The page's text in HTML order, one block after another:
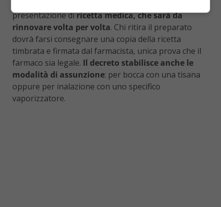
presentazione diricetta medica, che sarà da
rinnovare volta per volta. Chi ritira il preparato
dovrà farsi consegnare una copia della ricetta
timbrata e firmata dal farmacista, unica prova che il
farmaco sia legale. Il decreto stabilisce anche le
modalità di assunzione: per bocca con una tisana
oppure per inalazione con uno specifico
vaporizzatore.